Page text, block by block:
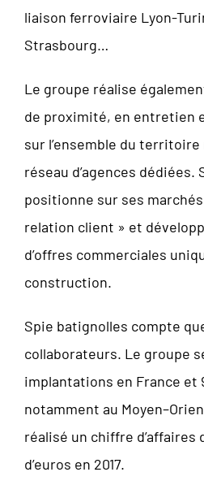
liaison ferroviaire Lyon-
Strasbourg…
Le groupe réalise
de proximité, en entretien
sur l’ensemble du
réseau d’agences dédiées.
positionne sur ses
relation client » et
d’offres commerciales
construction.
Spie batignolles compte
collaborateurs. Le groupe
implantations en France et
notamment au
réalisé un chiffre d’affaires
d’euros en 2017.